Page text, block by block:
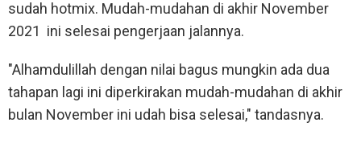
sudah hotmix. Mudah-mudahan di akhir November
2021 ini selesai pengerjaan jalannya.
"Alhamdulillah dengan nilai bagus mungkin ada dua
tahapan lagi ini diperkirakan mudah-mudahan di akhir
bulan November ini udah bisa selesai," tandasnya.